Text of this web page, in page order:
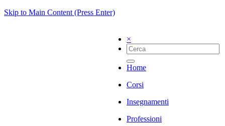
Skip to Main Content (Press Enter)
×
Home
Corsi
Insegnamenti
Professioni